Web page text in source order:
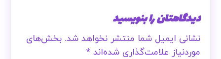
دیدگاهتان را بنویسید
نشانی ایمیل شما منتشر نخواهد شد. بخش‌های
موردنیاز علامت‌گذاری شده‌اند*